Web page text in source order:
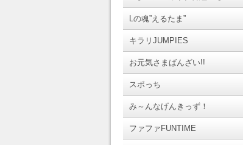
Lの魂”えるたま”
キラリJUMPIES
お元気さまばんざい!!
スポっち
み～んなげんきっず！
ファファFUNTIME